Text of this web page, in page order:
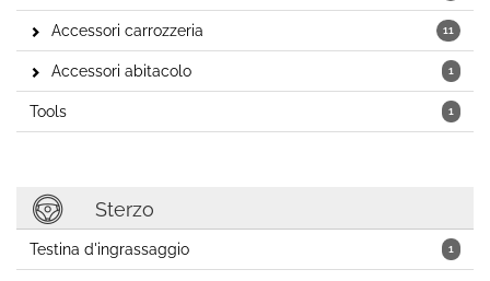
11
Accessori carrozzeria
1
Accessori abitacolo
1
Tools
Sterzo
1
Testina d'ingrassaggio